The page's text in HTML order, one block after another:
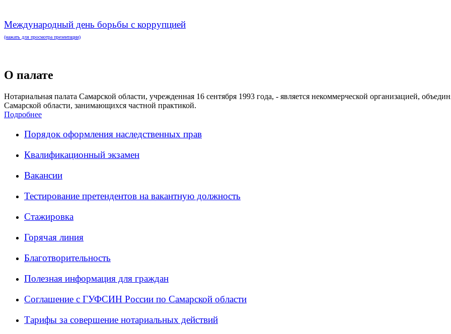
Международный день борьбы с коррупцией
(нажать для просмотра презентации)
О палате
Нотариальная палата Самарской области, учрежденная 16 сентября 1993 года, - является некоммерческой организацией,
Самарской области, занимающихся частной практикой.
Подробнее
Порядок оформления наследственных прав
Квалификационный экзамен
Вакансии
Тестирование претендентов на вакантную должность
Стажировка
Горячая линия
Благотворительность
Полезная информация для граждан
Соглашение с ГУФСИН России по Самарской области
Тарифы за совершение нотариальных действий